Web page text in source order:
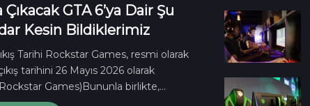
Çıkacak GTA 6’ya Dair Şu
Kesin Bildiklerimiz
Tarihi Rockstar Games, resmi olarak
tarihini 26 Mayıs 2026 olarak
Games)Bununla birlikte,…